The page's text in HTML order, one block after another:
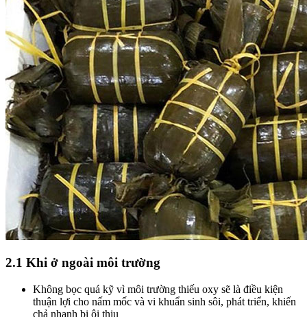
2.1 Khi ở ngoài môi trường
Không bọc quá kỹ vì môi trường thiếu oxy sẽ là điều kiện
thuận lợi cho nấm mốc và vi khuẩn sinh sôi, phát triển, khiến
chả nhanh bị ôi thiu